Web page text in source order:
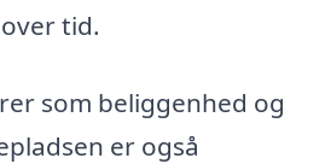
tid.
som beliggenhed og
er også